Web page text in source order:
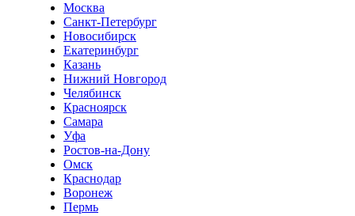
Москва
Санкт-Петербург
Новосибирск
Екатеринбург
Казань
Нижний Новгород
Челябинск
Красноярск
Самара
Уфа
Ростов-на-Дону
Омск
Краснодар
Воронеж
Пермь